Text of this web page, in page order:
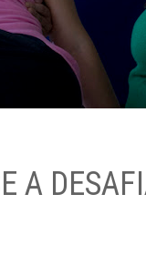
A